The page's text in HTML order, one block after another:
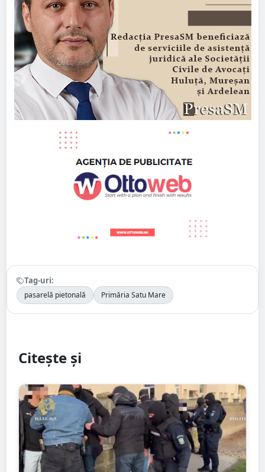
Tag-uri:
pasarelă pietonală Primăria Satu Mare
Citește și